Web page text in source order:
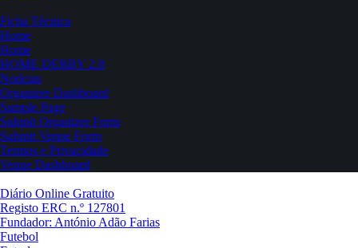
Ficha Técnica
Home
Home
HOME DERBY 2.0
Notícias
Organizer Dashboard
Sample Page
Submit Organizer Form
Submit Venue Form
Termos e Privacidade
Venue Dashboard
Diário Online Gratuito
Registo ERC n.º 127801
Fundador: António Adão Farias
Futebol